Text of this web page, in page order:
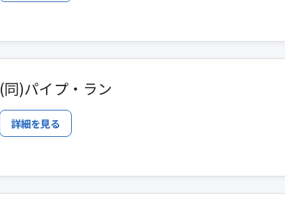
(同)パイプ・ラン
詳細を見る